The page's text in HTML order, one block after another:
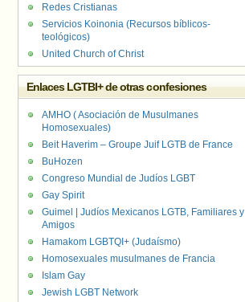
Redes Cristianas
Servicios Koinonia (Recursos bíblicos-
teológicos)
United Church of Christ
Enlaces LGTBI+ de otras confesiones
AMHO ( Asociación de Musulmanes
Homosexuales)
Beit Haverim – Groupe Juif LGTB de France
BuHozen
Congreso Mundial de Judíos LGBT
Gay Spirit
Guimel | Judíos Mexicanos LGTB, Familiares y
Amigos
Hamakom LGBTQI+ (Judaísmo)
Homosexuales musulmanes de Francia
Islam Gay
Jewish LGBT Network